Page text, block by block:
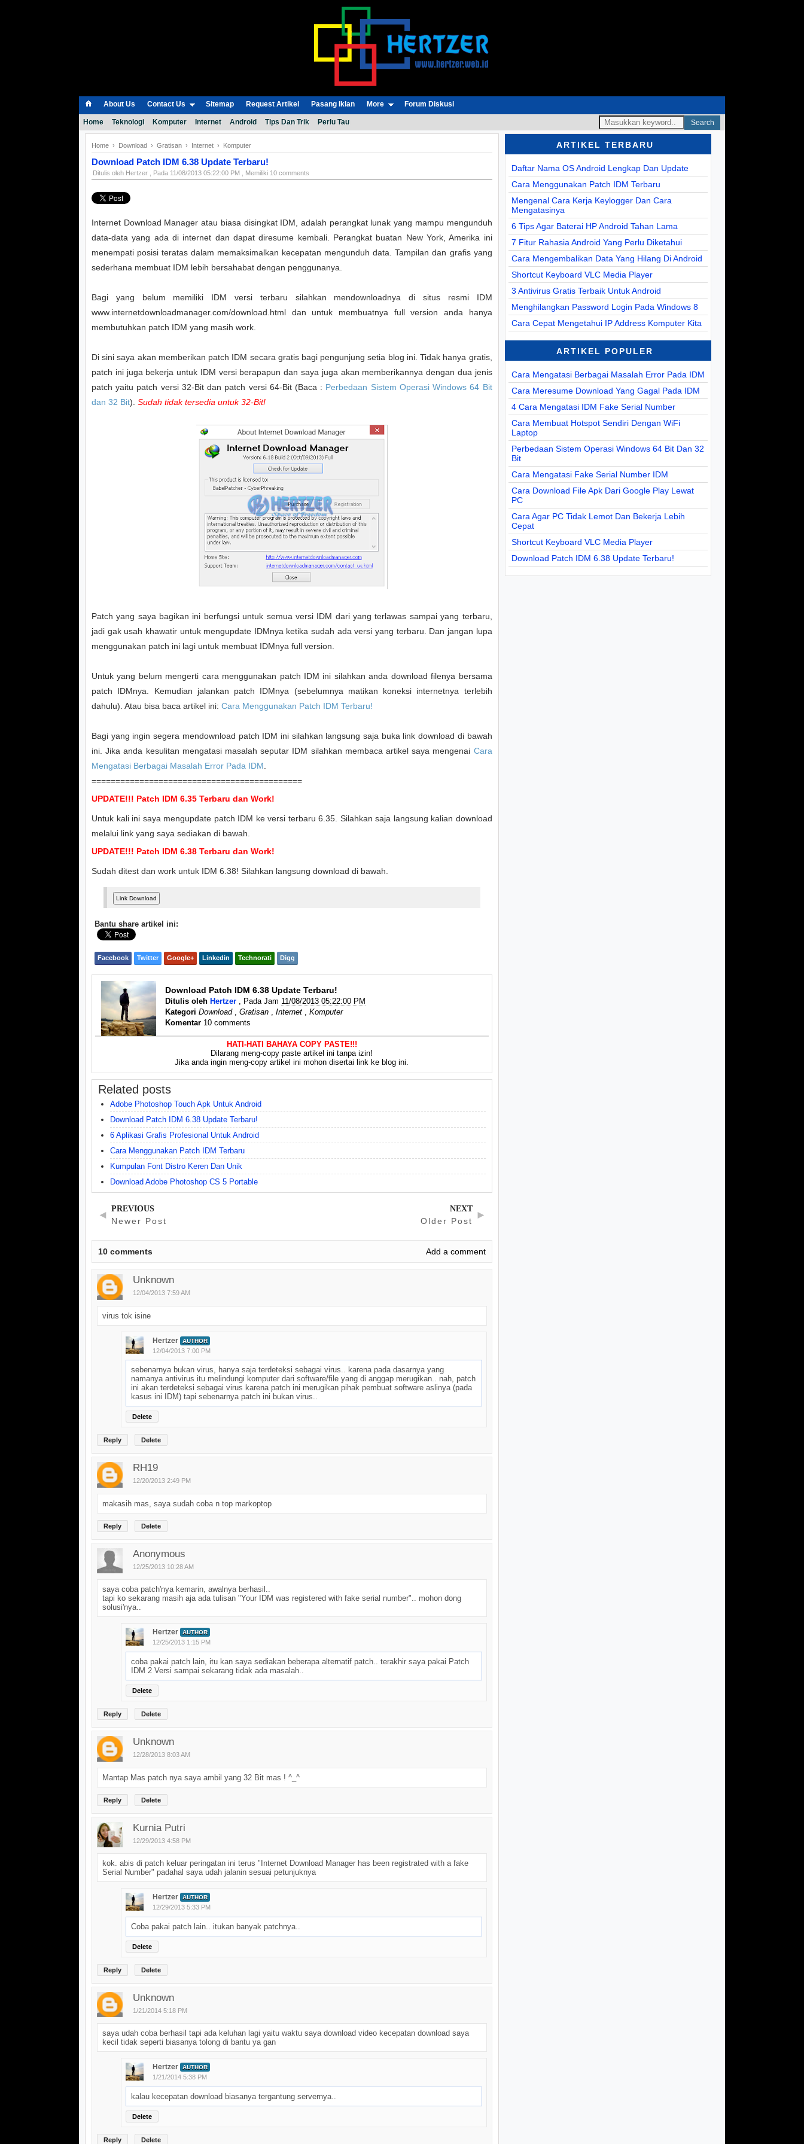
About Us Contact Us Sitemap Request Artikel Pasang Iklan More Forum Diskusi
Home Teknologi Komputer Internet Android Tips Dan Trik Perlu Tau Search
Home › Download › Gratisan › Internet › Komputer
Download Patch IDM 6.38 Update Terbaru!
Ditulis oleh Hertzer , Pada 11/08/2013 05:22:00 PM , Memiliki 10 comments
Internet Download Manager atau biasa disingkat IDM, adalah perangkat lunak yang mampu mengunduh
data-data yang ada di internet dan dapat diresume kembali. Perangkat buatan New York, Amerika ini
menempati posisi teratas dalam memaksimalkan kecepatan mengunduh data. Tampilan dan grafis yang
sederhana membuat IDM lebih bersahabat dengan penggunanya.
Bagi yang belum memiliki IDM versi terbaru silahkan mendownloadnya di situs resmi IDM
www.internetdownloadmanager.com/download.html dan untuk membuatnya full version anda hanya
membutuhkan patch IDM yang masih work.
Di sini saya akan memberikan patch IDM secara gratis bagi pengunjung setia blog ini. Tidak hanya gratis,
patch ini juga bekerja untuk IDM versi berapapun dan saya juga akan memberikannya dengan dua jenis
patch yaitu patch versi 32-Bit dan patch versi 64-Bit (Baca : Perbedaan Sistem Operasi Windows 64 Bit
dan 32 Bit). Sudah tidak tersedia untuk 32-Bit!
Patch yang saya bagikan ini berfungsi untuk semua versi IDM dari yang terlawas sampai yang terbaru,
jadi gak usah khawatir untuk mengupdate IDMnya ketika sudah ada versi yang terbaru. Dan jangan lupa
menggunakan patch ini lagi untuk membuat IDMnya full version.
Untuk yang belum mengerti cara menggunakan patch IDM ini silahkan anda download filenya bersama
patch IDMnya. Kemudian jalankan patch IDMnya (sebelumnya matikan koneksi internetnya terlebih
dahulu). Atau bisa baca artikel ini: Cara Menggunakan Patch IDM Terbaru!
Bagi yang ingin segera mendownload patch IDM ini silahkan langsung saja buka link download di bawah
ini. Jika anda kesulitan mengatasi masalah seputar IDM silahkan membaca artikel saya mengenai Cara
Mengatasi Berbagai Masalah Error Pada IDM
============================================
UPDATE!!! Patch IDM 6.35 Terbaru dan Work!
Untuk kali ini saya mengupdate patch IDM ke versi terbaru 6.35. Silahkan saja langsung kalian download
melalui link yang saya sediakan di bawah.
UPDATE!!! Patch IDM 6.38 Terbaru dan Work!
Sudah ditest dan work untuk IDM 6.38! Silahkan langsung download di bawah.
Bantu share artikel ini:
Facebook Twitter Google+ Linkedin Technorati Digg
Download Patch IDM 6.38 Update Terbaru!
Ditulis oleh Hertzer , Pada Jam 11/08/2013 05:22:00 PM
Kategori Download,Gratisan ,Internet ,Komputer
Komentar 10 comments
HATI-HATI BAHAYA COPY PASTE!!!
Dilarang meng-copy paste artikel ini tanpa izin!
Jika anda ingin meng-copy artikel ini mohon disertai link ke blog ini.
Related posts
Adobe Photoshop Touch Apk Untuk Android
Download Patch IDM 6.38 Update Terbaru!
6 Aplikasi Grafis Profesional Untuk Android
Cara Menggunakan Patch IDM Terbaru
Kumpulan Font Distro Keren Dan Unik
Download Adobe Photoshop CS 5 Portable
◄
PREVIOUS
Newer Post ►
NEXT
Older Post
10 comments Add a comment
Unknown
12/04/2013 7:59 AM
virus tok isine
Hertzer AUTHOR
12/04/2013 7:00 PM
sebenarnya bukan virus, hanya saja terdeteksi sebagai virus.. karena pada dasarnya yang
namanya antivirus itu melindungi komputer dari software/file yang di anggap merugikan.. nah, patch
ini akan terdeteksi sebagai virus karena patch ini merugikan pihak pembuat software aslinya (pada
kasus ini IDM) tapi sebenarnya patch ini bukan virus..
Delete
Reply Delete
RH19
12/20/2013 2:49 PM
makasih mas, saya sudah coba n top markoptop
Reply Delete
Anonymous
12/25/2013 10:28 AM
saya coba patch'nya kemarin, awalnya berhasil..
tapi ko sekarang masih aja ada tulisan "Your IDM was registered with fake serial number".. mohon dong
solusi'nya..
Hertzer AUTHOR
12/25/2013 1:15 PM
coba pakai patch lain, itu kan saya sediakan beberapa alternatif patch.. terakhir saya pakai Patch
IDM 2 Versi sampai sekarang tidak ada masalah..
Delete
Reply Delete
Unknown
12/28/2013 8:03 AM
Mantap Mas patch nya saya ambil yang 32 Bit mas ! ^_^
Reply Delete
Kurnia Putri
12/29/2013 4:58 PM
kok. abis di patch keluar peringatan ini terus "Internet Download Manager has been registrated with a fake
Serial Number" padahal saya udah jalanin sesuai petunjuknya
Hertzer AUTHOR
12/29/2013 5:33 PM
Coba pakai patch lain.. itukan banyak patchnya..
Delete
Reply Delete
Unknown
1/21/2014 5:18 PM
saya udah coba berhasil tapi ada keluhan lagi yaitu waktu saya download video kecepatan download saya
kecil tidak seperti biasanya tolong di bantu ya gan
Hertzer AUTHOR
1/21/2014 5:38 PM
kalau kecepatan download biasanya tergantung servernya..
Delete
Reply Delete
ARTIKEL TERBARU
Daftar Nama OS Android Lengkap Dan Update
Cara Menggunakan Patch IDM Terbaru
Mengenal Cara Kerja Keylogger Dan Cara
Mengatasinya
6 Tips Agar Baterai HP Android Tahan Lama
7 Fitur Rahasia Android Yang Perlu Diketahui
Cara Mengembalikan Data Yang Hilang Di Android
Shortcut Keyboard VLC Media Player
3 Antivirus Gratis Terbaik Untuk Android
Menghilangkan Password Login Pada Windows 8
Cara Cepat Mengetahui IP Address Komputer Kita
ARTIKEL POPULER
Cara Mengatasi Berbagai Masalah Error Pada IDM
Cara Meresume Download Yang Gagal Pada IDM
4 Cara Mengatasi IDM Fake Serial Number
Cara Membuat Hotspot Sendiri Dengan WiFi
Laptop
Perbedaan Sistem Operasi Windows 64 Bit Dan 32
Bit
Cara Mengatasi Fake Serial Number IDM
Cara Download File Apk Dari Google Play Lewat
PC
Cara Agar PC Tidak Lemot Dan Bekerja Lebih
Cepat
Shortcut Keyboard VLC Media Player
Download Patch IDM 6.38 Update Terbaru!